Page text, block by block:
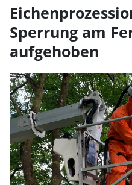
Sperrung am
aufgehoben